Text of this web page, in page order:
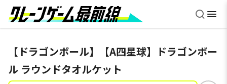
【ドラゴンボール】【A四星球】ドラゴンボー
ル ラウンドタオルケット